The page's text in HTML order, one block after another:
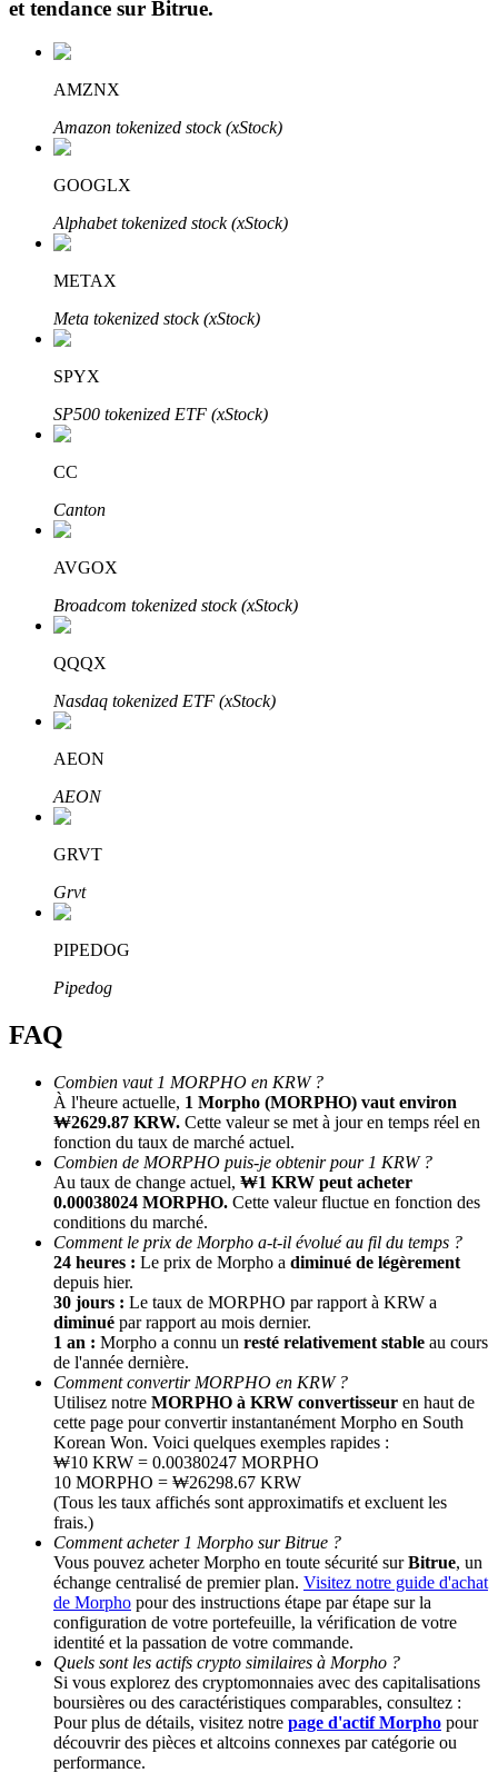
Investissement automobile
Obtenez des bénéfices à long terme et des intérêts flexibles
Apprenez le Staking
Découvrez comment gagner un revenu passif
Bitrue
Partenaires Bitrue
Parrainage
Invitez un ami pour recevoir des récompenses en espèces
BTC Welcome Rewards
BTC Welcome Rewards
Deposit & Trade BTC to Share 25000 USDT prize pool!
Deposit CASHCAT & Win
Share 500000 CASHCAT prize pool
et tendance sur Bitrue.
AMZNX
Amazon tokenized stock (xStock)
GOOGLX
Alphabet tokenized stock (xStock)
METAX
Meta tokenized stock (xStock)
SPYX
SP500 tokenized ETF (xStock)
CC
Canton
AVGOX
Broadcom tokenized stock (xStock)
QQQX
Nasdaq tokenized ETF (xStock)
AEON
AEON
GRVT
Grvt
PIPEDOG
Pipedog
FAQ
Combien vaut 1 MORPHO en KRW ?
À l'heure actuelle, 1 Morpho (MORPHO) vaut environ
₩2629.87 KRW. Cette valeur se met à jour en temps réel en
fonction du taux de marché actuel.
Combien de MORPHO puis-je obtenir pour 1 KRW ?
Au taux de change actuel, ₩1 KRW peut acheter
0.00038024 MORPHO. Cette valeur fluctue en fonction des
conditions du marché.
Comment le prix de Morpho a-t-il évolué au fil du temps ?
24 heures : Le prix de Morpho a diminué de légèrement
depuis hier.
30 jours : Le taux de MORPHO par rapport à KRW a
diminué par rapport au mois dernier.
1 an : Morpho a connu un resté relativement stable au cours
de l'année dernière.
Comment convertir MORPHO en KRW ?
Utilisez notre MORPHO à KRW convertisseur en haut de
cette page pour convertir instantanément Morpho en South
Korean Won. Voici quelques exemples rapides :
₩10 KRW = 0.00380247 MORPHO
10 MORPHO = ₩26298.67 KRW
(Tous les taux affichés sont approximatifs et excluent les
frais.)
Comment acheter 1 Morpho sur Bitrue ?
Vous pouvez acheter Morpho en toute sécurité surBitrue, un
échange centralisé de premier plan. Visitez notre guide d'achat
de Morpho pour des instructions étape par étape sur la
configuration de votre portefeuille, la vérification de votre
identité et la passation de votre commande.
Quels sont les actifs crypto similaires à Morpho ?
Si vous explorez des cryptomonnaies avec des capitalisations
boursières ou des caractéristiques comparables, consultez :
Pour plus de détails, visitez notre page d'actif Morpho pour
découvrir des pièces et altcoins connexes par catégorie ou
performance.